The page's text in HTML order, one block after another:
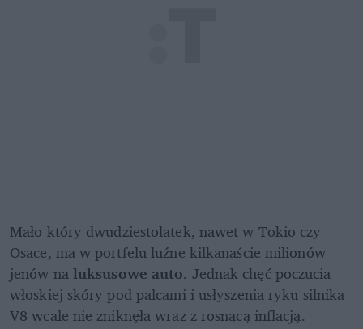
Mało który dwudziestolatek, nawet w Tokio czy
Osace, ma w portfelu luźne kilkanaście milionów
jenów na luksusowe auto. Jednak chęć poczucia
włoskiej skóry pod palcami i usłyszenia ryku silnika
V8 wcale nie zniknęła wraz z rosnącą inflacją.